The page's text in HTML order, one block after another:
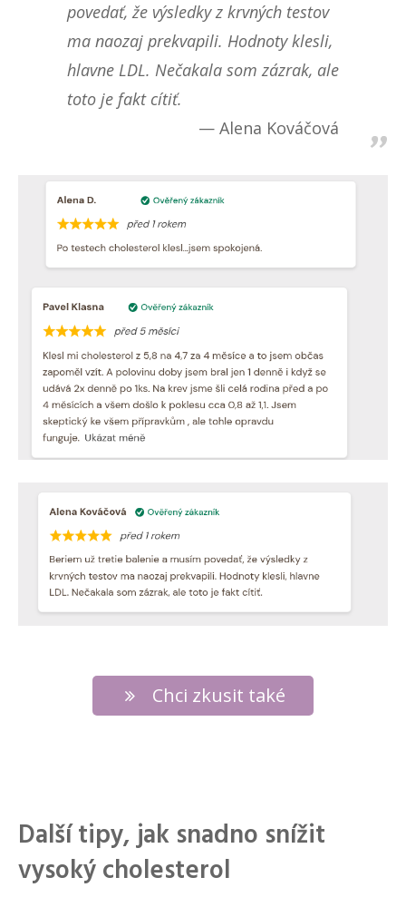
povedať, že výsledky z krvných testov
ma naozaj prekvapili. Hodnoty klesli,
hlavne LDL. Nečakala som zázrak, ale
toto je fakt cítiť.
Alena Kováčová
Chci zkusit také
Další tipy, jak snadno snížit
vysoký cholesterol